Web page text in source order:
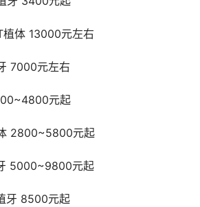
植体 13000元左右
7000元左右
元起
2800~5800元起
5000~9800元起
牙 8500元起